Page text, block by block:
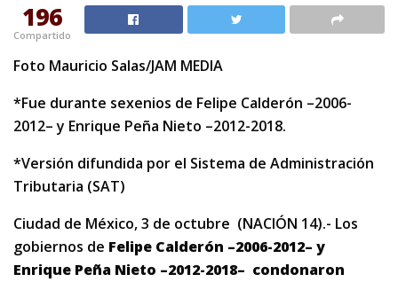
196
Compartido
Foto Mauricio Salas/JAM MEDIA
*Fue durante sexenios de Felipe Calderón –2006-
2012– y Enrique Peña Nieto –2012-2018.
*Versión difundida por el Sistema de Administración
Tributaria (SAT)
Ciudad de México, 3 de octubre (NACIÓN 14).- Los
gobiernos de Felipe Calderón –2006-2012– y
Enrique Peña Nieto –2012-2018– condonaron